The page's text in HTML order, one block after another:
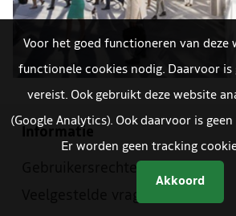
Informatie
Gebruikersrechten
Veelgestelde vragen
Voor het goed functioneren van deze
functionele cookies nodig. Daarvoor is
vereist. Ook gebruikt deze website
(Google Analytics). Ook daarvoor is
Er worden geen tracking
Akkoord